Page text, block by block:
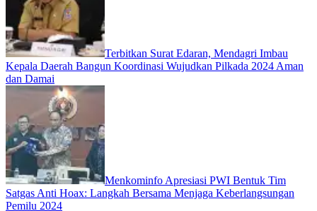
Terbitkan Surat Edaran, Mendagri Imbau
Kepala Daerah Bangun Koordinasi Wujudkan Pilkada 2024 Aman
dan Damai
Menkominfo Apresiasi PWI Bentuk Tim
Satgas Anti Hoax: Langkah Bersama Menjaga Keberlangsungan
Pemilu 2024